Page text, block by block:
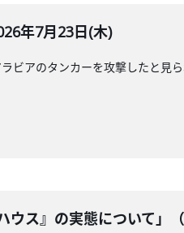
年7月23日(木)
ビアのタンカーを攻撃したと見
ウス』の実態について」